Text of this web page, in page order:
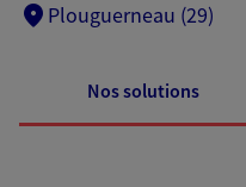
Plouguerneau (29)
Nos solutions